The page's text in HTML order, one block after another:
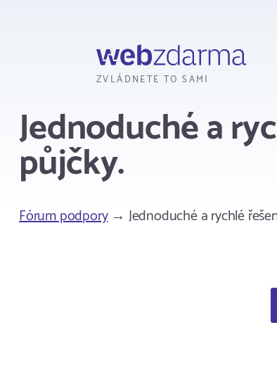
ZVLÁDNETE TO SAMI
Jednoduché a
půjčky.
Fórum podpory→ Jednoduché a rychlé